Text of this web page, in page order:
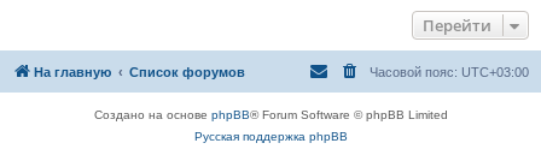
Перейти
На главную Список форумов Часовой пояс: UTC+03:00
Создано на основе phpBB® Forum Software © phpBB Limited
Русская поддержка phpBB